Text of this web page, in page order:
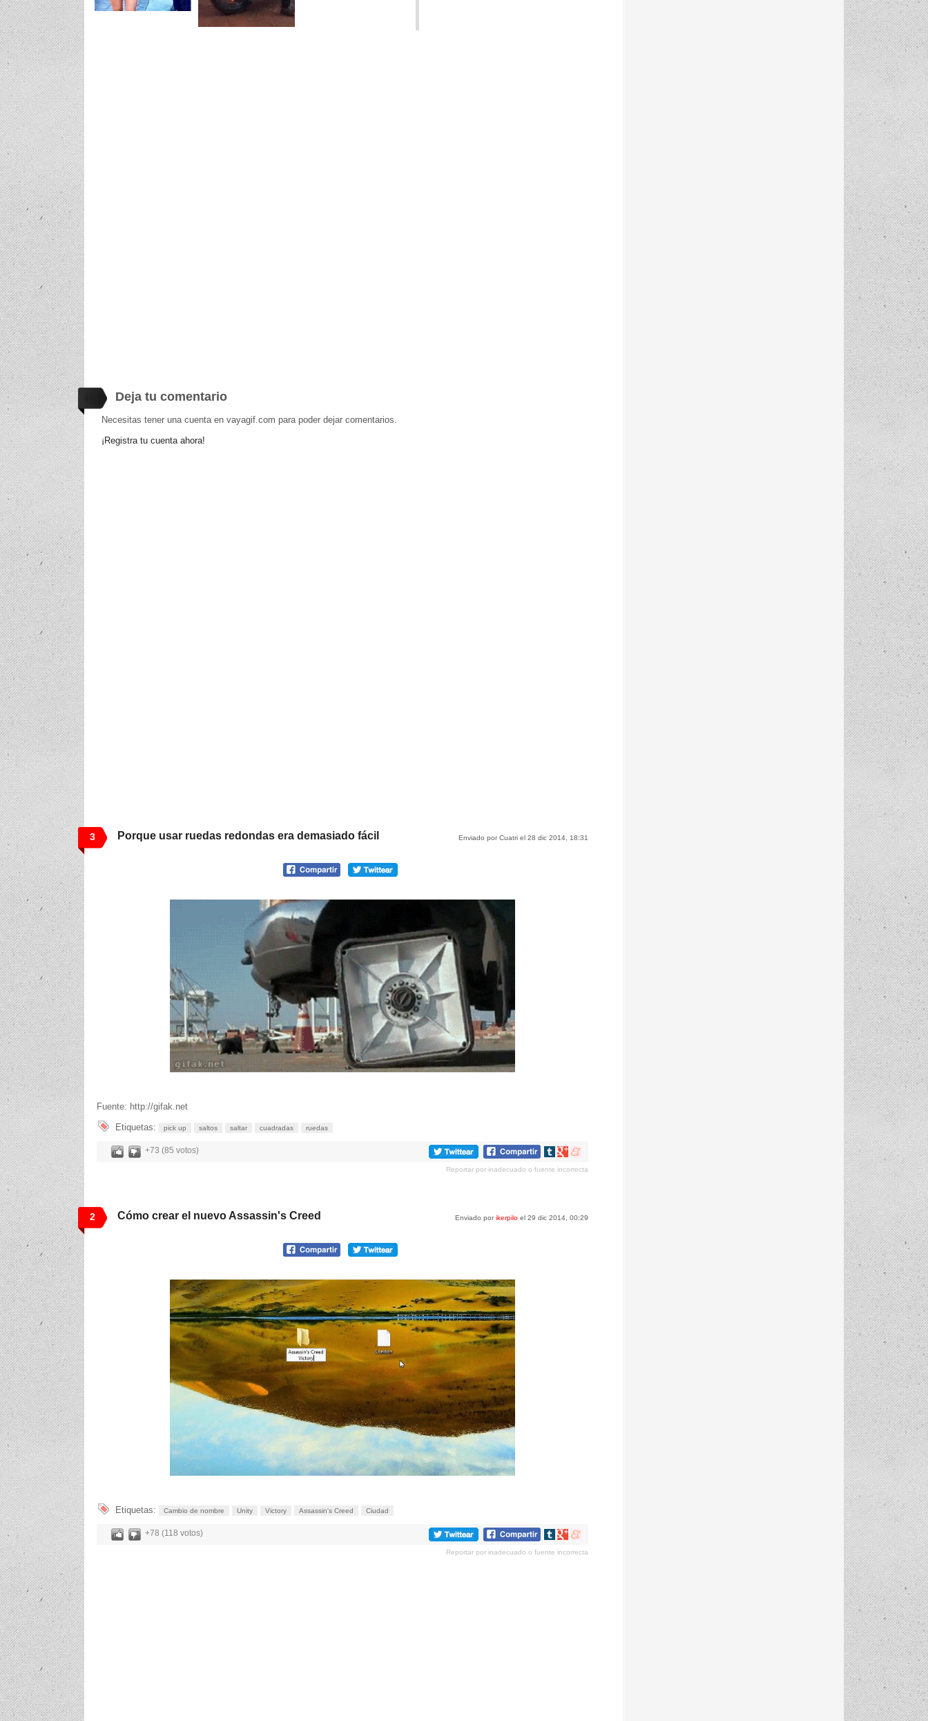
Deja tu comentario
Necesitas tener una cuenta en vayagif.com para poder dejar comentarios.
¡Registra tu cuenta ahora!
3 Enviado por Cuatri el 28 dic 2014, 18:31
Porque usar ruedas redondas era demasiado fácil
Fuente: http://gifak.net
Etiquetas:
pick up saltos saltar cuadradas ruedas
+73 (85 votos)
Compartir
tumblr
Compartir
Google+
Compartir
meneame
Reportar por inadecuado o fuente incorrecta
2 Enviado porikerpilo el 29 dic 2014, 00:29
Cómo crear el nuevo Assassin's Creed
Etiquetas: Cambio de nombre Unity Victory Assassin's Creed Ciudad
+78 (118 votos)
Compartir
tumblr
Compartir
Google+
Compartir
meneame
Reportar por inadecuado o fuente incorrecta